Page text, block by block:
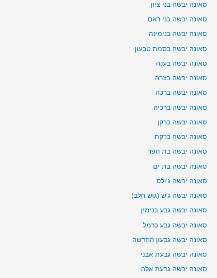
סאונה יבשה בני ציון
סאונה יבשה בני ראם
סאונה יבשה בנימינה
סאונה יבשה בסמת טבעון
סאונה יבשה בענה
סאונה יבשה בצרה
סאונה יבשה ברכה
סאונה יבשה ברכיה
סאונה יבשה ברקן
סאונה יבשה ברקת
סאונה יבשה בת חפר
סאונה יבשה בת ים
סאונה יבשה ג'ולס
סאונה יבשה ג'ש (גוש חלב)
סאונה יבשה גבע בנימין
סאונה יבשה גבע כרמל
סאונה יבשה גבעון החדשה
סאונה יבשה גבעת אבני
סאונה יבשה גבעת אלה